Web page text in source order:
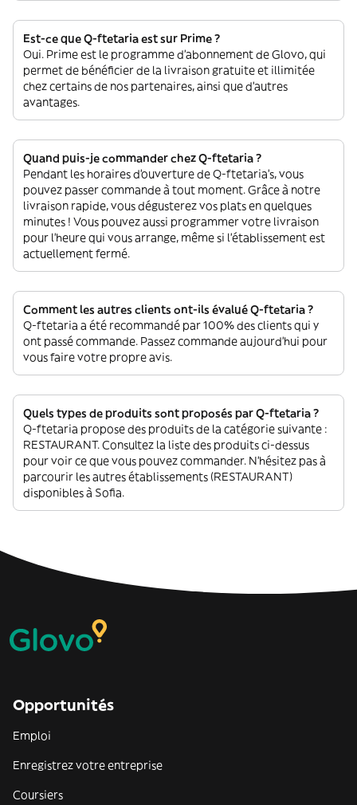
Est-ce que Q-ftetaria est sur Prime ?
Oui. Prime est le programme d’abonnement de Glovo, qui
permet de bénéficier de la livraison gratuite et illimitée
chez certains de nos partenaires, ainsi que d’autres
avantages.
Quand puis-je commander chez Q-ftetaria ?
Pendant les horaires d'ouverture de Q-ftetaria’s, vous
pouvez passer commande à tout moment. Grâce à notre
livraison rapide, vous dégusterez vos plats en quelques
minutes ! Vous pouvez aussi programmer votre livraison
pour l'heure qui vous arrange, même si l'établissement est
actuellement fermé.
Comment les autres clients ont-ils évalué Q-ftetaria ?
Q-ftetaria a été recommandé par 100% des clients qui y
ont passé commande. Passez commande aujourd'hui pour
vous faire votre propre avis.
Quels types de produits sont proposés par Q-ftetaria ?
Q-ftetaria propose des produits de la catégorie suivante :
RESTAURANT. Consultez la liste des produits ci-dessus
pour voir ce que vous pouvez commander. N'hésitez pas à
parcourir les autres établissements (RESTAURANT)
disponibles à Sofia.
Opportunités
Emploi
Enregistrez votre entreprise
Coursiers